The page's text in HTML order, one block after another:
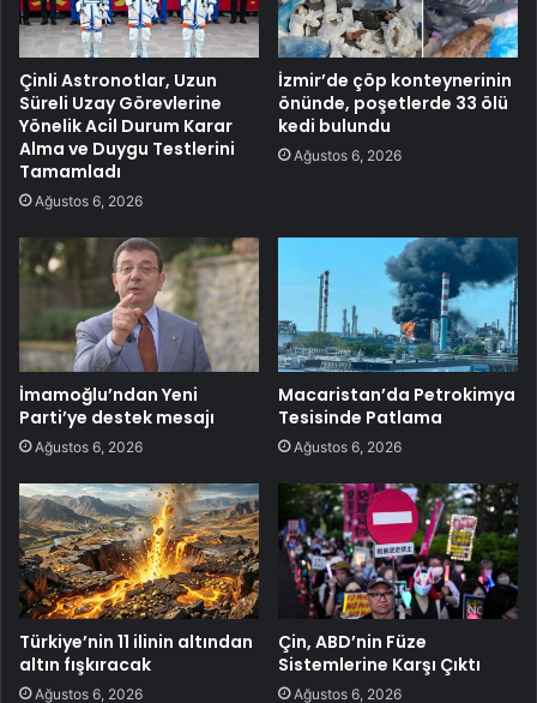
Çinli Astronotlar, Uzun
Süreli Uzay Görevlerine
Yönelik Acil Durum Karar
Alma ve Duygu Testlerini
Tamamladı
Ağustos 6, 2026
İzmir’de çöp konteynerinin
önünde, poşetlerde 33 ölü
kedi bulundu
Ağustos 6, 2026
İmamoğlu’ndan Yeni
Parti’ye destek mesajı
Ağustos 6, 2026
Macaristan’da Petrokimya
Tesisinde Patlama
Ağustos 6, 2026
Türkiye’nin 11 ilinin altından
altın fışkıracak
Ağustos 6, 2026
Çin, ABD’nin Füze
Sistemlerine Karşı Çıktı
Ağustos 6, 2026